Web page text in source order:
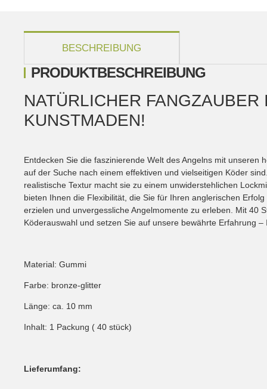
BESCHREIBUNG
PRODUKTBESCHREIBUNG
NATÜRLICHER
KUNSTMADEN!
Entdecken Sie die faszinierende Welt des Angelns mit
auf der Suche nach einem effektiven und vielseitigen Köder
realistische Textur macht sie zu einem unwiderstehlichen
bieten Ihnen die Flexibilität, die Sie für Ihren anglerischen
erzielen und unvergessliche Angelmomente zu erleben. Mit 40
Köderauswahl und setzen Sie auf unsere bewährte Erfahrung
Material: Gummi
Farbe: bronze-glitter
Länge: ca. 10 mm
Inhalt: 1 Packung ( 40 stück)
Lieferumfang: